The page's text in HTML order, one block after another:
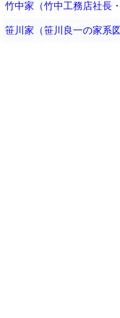
竹中家（竹中工務店社長
笹川家（笹川良一の家系図